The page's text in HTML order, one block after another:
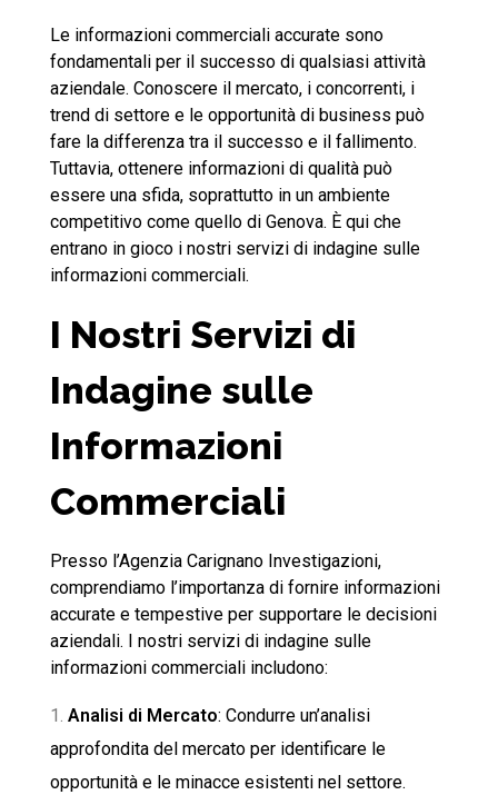
Le informazioni commerciali accurate sono
fondamentali per il successo di qualsiasi attività
aziendale. Conoscere il mercato, i concorrenti, i
trend di settore e le opportunità di business può
fare la differenza tra il successo e il fallimento.
Tuttavia, ottenere informazioni di qualità può
essere una sfida, soprattutto in un ambiente
competitivo come quello di Genova. È qui che
entrano in gioco i nostri servizi di indagine sulle
informazioni commerciali.
I Nostri Servizi di
Indagine sulle
Informazioni
Commerciali
Presso l’Agenzia Carignano Investigazioni,
comprendiamo l’importanza di fornire informazioni
accurate e tempestive per supportare le decisioni
aziendali. I nostri servizi di indagine sulle
informazioni commerciali includono:
Analisi di Mercato: Condurre un’analisi
approfondita del mercato per identificare le
opportunità e le minacce esistenti nel settore.